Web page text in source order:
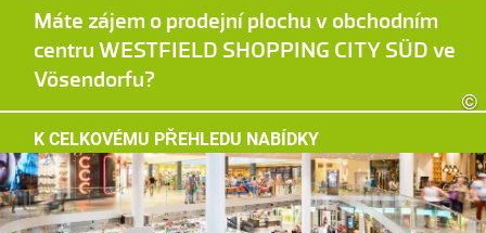
©
Máte zájem o prodejní plochu v obchodním
centru WESTFIELD SHOPPING CITY SÜD ve
Vösendorfu?
K CELKOVÉMU PŘEHLEDU NABÍDKY